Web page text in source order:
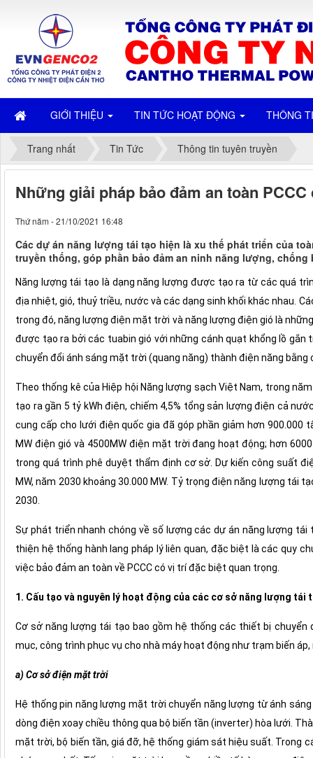
GIỚI THIỆU TIN TỨC HOẠT ĐỘNG THÔNG
Trang nhất Tin Tức Thông tin tuyên truyền
Những giải pháp bảo đảm an toàn
Thứ năm - 21/10/2021 16:48
Các dự án năng lượng tái tạo hiện là xu thế phát triển của
truyền thống, góp phần bảo đảm an ninh năng lượng,
Năng lượng tái tạo là dạng năng lượng được tạo ra từ các quá
địa nhiệt, gió, thuỷ triều, nước và các dạng sinh khối khác nhau.
trong đó, năng lượng điện mặt trời và năng lượng điện gió là
được tạo ra bởi các tuabin gió với những cánh quạt khổng lồ
chuyển đổi ánh sáng mặt trời (quang năng) thành điện năng
Theo thống kê của Hiệp hội Năng lượng sạch Việt Nam, trong
tạo ra gần 5 tỷ kWh điện, chiếm 4,5% tổng sản lượng điện cả
cung cấp cho lưới điện quốc gia đã góp phần giảm hơn 900.000
MW điện gió và 4500MW điện mặt trời đang hoạt động; hơn
trong quá trình phê duyệt thẩm định cơ sở. Dự kiến công suất
MW, năm 2030 khoảng 30.000 MW. Tỷ trọng điện năng lượng tái
2030.
Sự phát triển nhanh chóng về số lượng các dự án năng lượng
thiện hệ thống hành lang pháp lý liên quan, đặc biệt là các quy
việc bảo đảm an toàn về PCCC có vị trí đặc biệt quan trọng.
1. Cấu tạo và nguyên lý hoạt động của các cơ sở năng lượng tái
Cơ sở năng lượng tái tạo bao gồm hệ thống các thiết bị
mục, công trình phục vụ cho nhà máy hoạt động như trạm biến
a) Cơ sở điện mặt trời
Hệ thống pin năng lượng mặt trời chuyển năng lượng từ ánh
dòng điện xoay chiều thông qua bộ biến tần (inverter) hòa lưới.
mặt trời, bộ biến tần, giá đỡ, hệ thống giám sát hiệu suất. Trong